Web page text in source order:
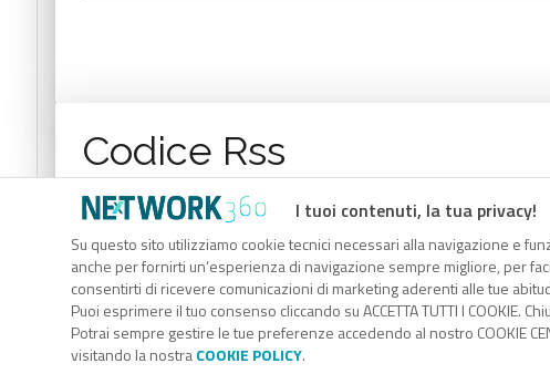
I tuoi contenuti, la tua privacy!
Su questo sito utilizziamo cookie tecnici necessari alla navigazione e
anche per fornirti un’esperienza di navigazione sempre migliore, per
consentirti di ricevere comunicazioni di marketing aderenti alle tue
Puoi esprimere il tuo consenso cliccando su ACCETTA TUTTI I COOKIE.
Potrai sempre gestire le tue preferenze accedendo al nostro COOKIE
visitando la nostraCOOKIE POLICY.
Codice Rss
RSS link